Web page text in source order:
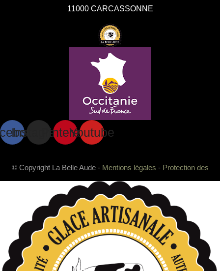
11000 CARCASSONNE
InstagramPinterestYoutube
© Copyright La Belle Aude - Mentions légales - Protection des
données